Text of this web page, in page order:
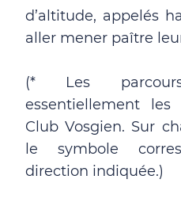
d’altitude, appelés
aller mener paître
(* Les
essentiellement
Club Vosgien. Sur
le symbole
direction indiquée.)